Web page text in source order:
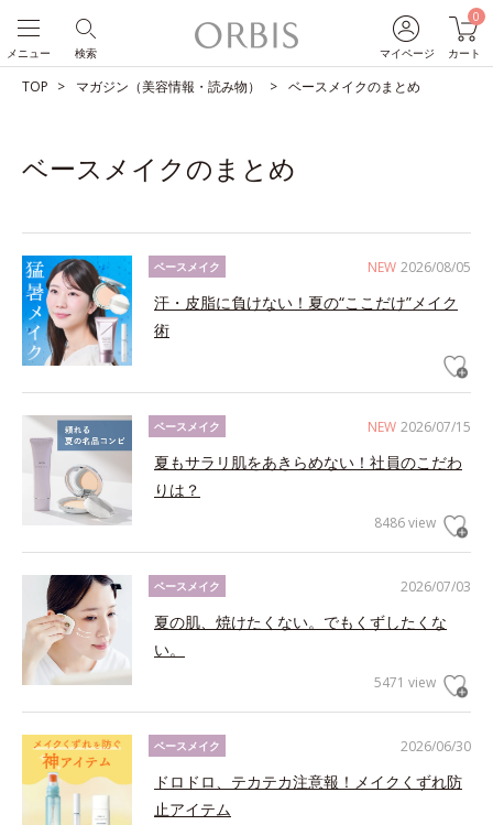
マイページ
0
カート
検索
メニュー
TOP マガジン（美容情報・読み物） ベースメイクのまとめ
ベースメイクのまとめ
NEW 2026/08/05
ベースメイク
汗・皮脂に負けない！夏の“ここだけ”メイク
術
NEW 2026/07/15
ベースメイク
夏もサラリ肌をあきらめない！社員のこだわ
りは？
8486 view
2026/07/03
ベースメイク
夏の肌、焼けたくない。でもくずしたくな
い。
5471 view
2026/06/30
ベースメイク
ドロドロ、テカテカ注意報！メイクくずれ防
止アイテム